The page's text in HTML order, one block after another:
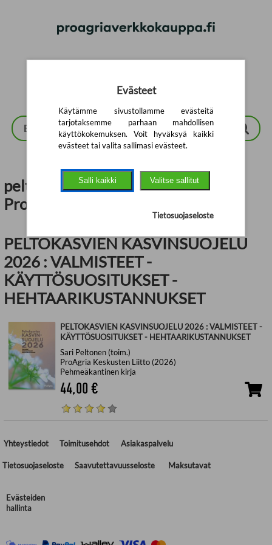
peltokasvien kasvinsuojelu |
ProAgrian verkkokauppa
PELTOKASVIEN KASVINSUOJELU
2026 : VALMISTEET -
KÄYTTÖSUOSITUKSET -
HEHTAARIKUSTANNUKSET
PELTOKASVIEN KASVINSUOJELU 2026 : VALMISTEET -
KÄYTTÖSUOSITUKSET - HEHTAARIKUSTANNUKSET
Sari Peltonen (toim.)
ProAgria Keskusten Liitto (2026)
Pehmeäkantinen kirja
44,00 €
Yhteystiedot Toimitusehdot Asiakaspalvelu
Tietosuojaseloste Saavutettavuusseloste Maksutavat
Evästeiden
hallinta
Evästeet
Käytämme sivustollamme evästeitä
tarjotaksemme parhaan mahdollisen
käyttökokemuksen. Voit hyväksyä kaikki
evästeet tai valita sallimasi evästeet.
Salli kaikki Valitse sallitut
Tietosuojaseloste